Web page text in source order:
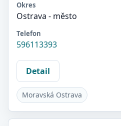
Okres
Ostrava - město
Telefon
596113393
Detail
Moravská Ostrava